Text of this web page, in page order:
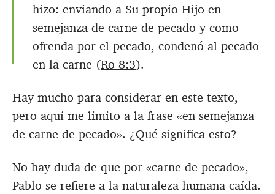
hizo: enviando a Su propio Hijo en
semejanza de carne de pecado y como
ofrenda por el pecado, condenó al pecado
en la carne (Ro 8:3).
Hay mucho para considerar en este texto,
pero aquí me limito a la frase «en semejanza
de carne de pecado». ¿Qué significa esto?
No hay duda de que por «carne de pecado»,
Pablo se refiere a la naturaleza humana caída.